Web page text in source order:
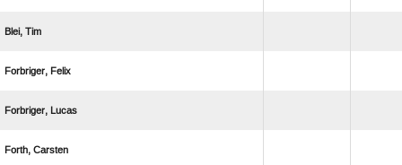
 
 
 
 